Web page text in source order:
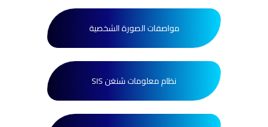
مواصفات الصورة الشخصية
SIS نظام معلومات شنغن